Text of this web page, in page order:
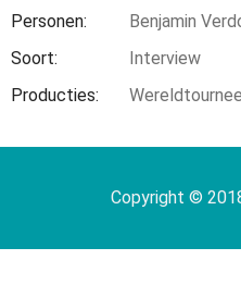
Personen
Benjamin
Soort
Interview
Producties
Copyright ©